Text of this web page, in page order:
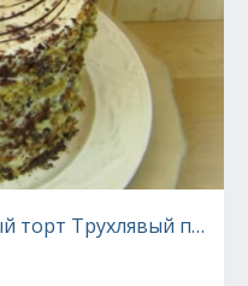
торт Трухлявый пень